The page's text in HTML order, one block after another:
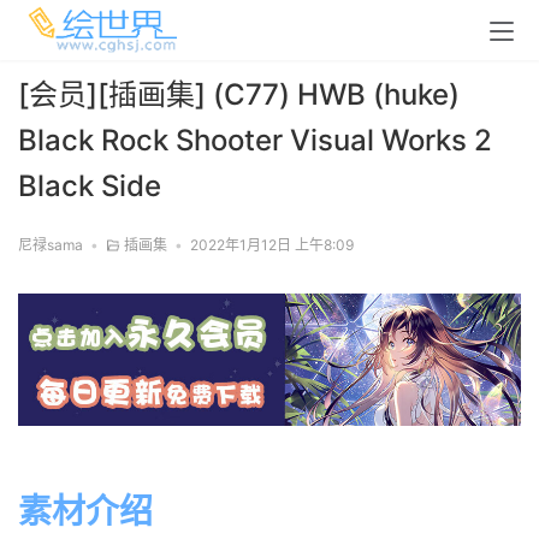
[会员][插画集] (C77) HWB (huke)
Black Rock Shooter Visual Works 2
Black Side
尼禄sama • 插画集 • 2022年1月12日 上午8:09
素材介绍